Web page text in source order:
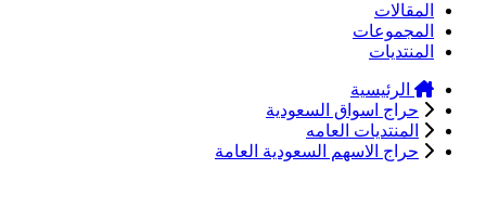
المقالات
المجموعات
المنتديات
الرئيسية
حراج اسواق السعودية
المنتديات العامه
حراج الاسهم السعودية العامة